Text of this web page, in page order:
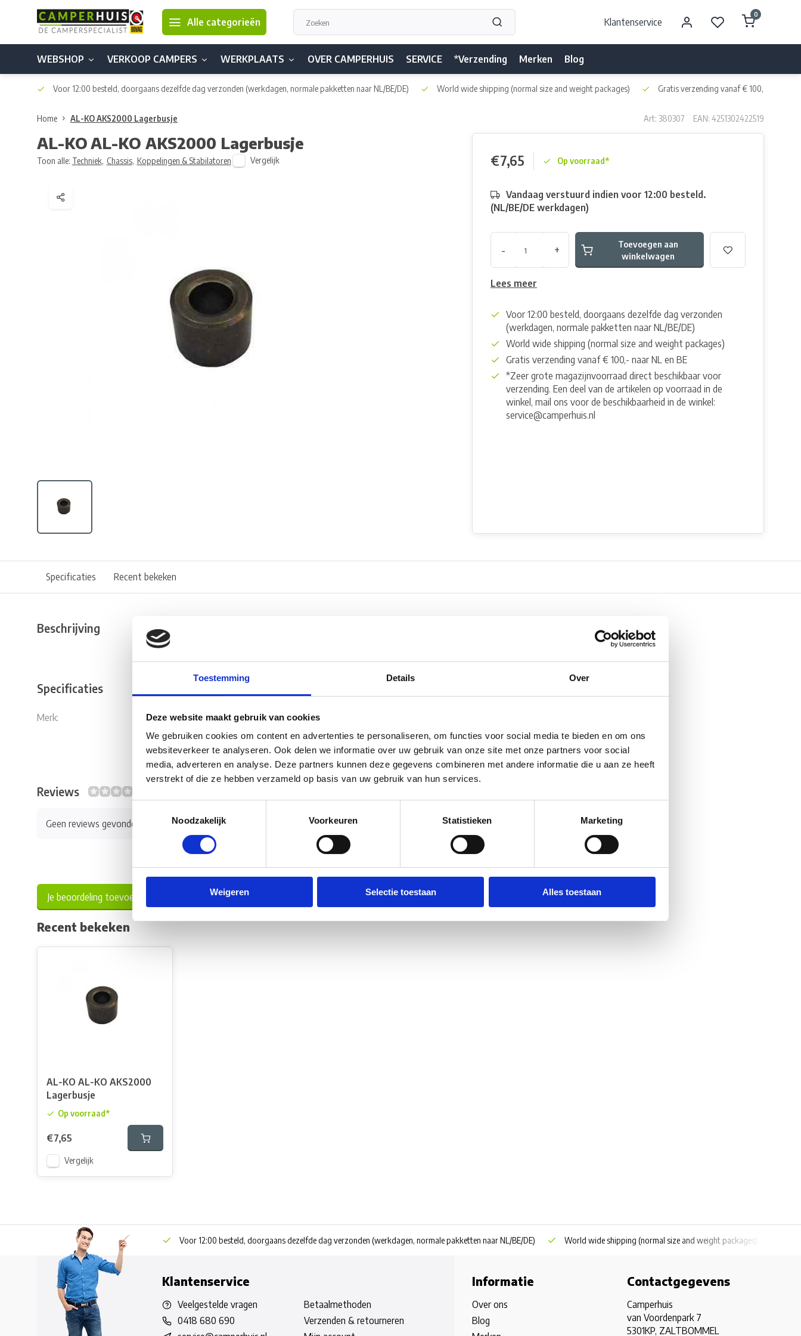
Toestemming Details Over
Deze website maakt gebruik van cookies
We gebruiken cookies om content en advertenties te personaliseren, om functies voor social media te bieden en om ons
websiteverkeer te analyseren. Ook delen we informatie over uw gebruik van onze site met onze partners voor social
media, adverteren en analyse. Deze partners kunnen deze gegevens combineren met andere informatie die u aan ze heeft
verstrekt of die ze hebben verzameld op basis van uw gebruik van hun services.
Noodzakelijk
Voorkeuren Statistieken Marketing
Weigeren Selectie toestaan Alles toestaan
Alle categorieën Klantenservice
0
WEBSHOP VERKOOP CAMPERS WERKPLAATS OVER CAMPERHUIS SERVICE *Verzending Merken Blog
Voor 12:00 besteld, doorgaans dezelfde dag verzonden (werkdagen, normale pakketten naar NL/BE/DE) World wide shipping (normal size and weight packages) Gratis verzending vanaf € 100,- naar NL
Home AL-KO AKS2000 Lagerbusje Art: 380307 EAN: 4251302422519
AL-KOAL-KO AKS2000 Lagerbusje
Toon alle: Techniek, Chassis, Koppelingen & Stabilatoren Vergelijk €7,65 Op voorraad*
Vandaag verstuurd indien voor 12:00 besteld.
(NL/BE/DE werkdagen)
- +
Toevoegen aan
winkelwagen
Lees meer
Voor 12:00 besteld, doorgaans dezelfde dag verzonden
(werkdagen, normale pakketten naar NL/BE/DE)
World wide shipping (normal size and weight packages)
Gratis verzending vanaf € 100,- naar NL en BE
*Zeer grote magazijnvoorraad direct beschikbaar voor
verzending. Een deel van de artikelen op voorraad in de
winkel, mail ons voor de beschikbaarheid in de winkel:
service@camperhuis.nl
Specificaties Recent bekeken
Beschrijving
Specificaties
Merk: AL-KO
Reviews
Geen reviews gevonden
Je beoordeling toevoegen
Recent bekeken
AL-KO AL-KO AKS2000
Lagerbusje
Op voorraad*
€7,65
Vergelijk
Voor 12:00 besteld, doorgaans dezelfde dag verzonden (werkdagen, normale pakketten naar NL/BE/DE) World wide shipping (normal size and weight packages)
Klantenservice
Veelgestelde vragen
0418 680 690
Betaalmethoden
Verzenden & retourneren
Informatie
Over ons
Blog
Contactgegevens
Camperhuis
van Voordenpark 7
5301KP, ZALTBOMMEL